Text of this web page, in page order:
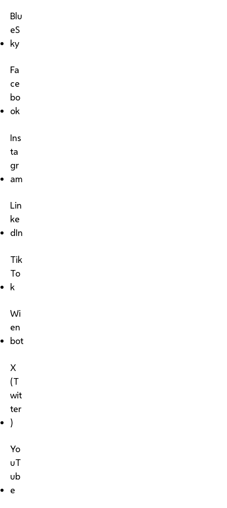
Blu
eS
ky
Fa
ce
bo
ok
Ins
ta
gr
am
Lin
ke
dIn
Tik
To
k
Wi
en
bot
X
(T
wit
ter
)
Yo
uT
ub
e